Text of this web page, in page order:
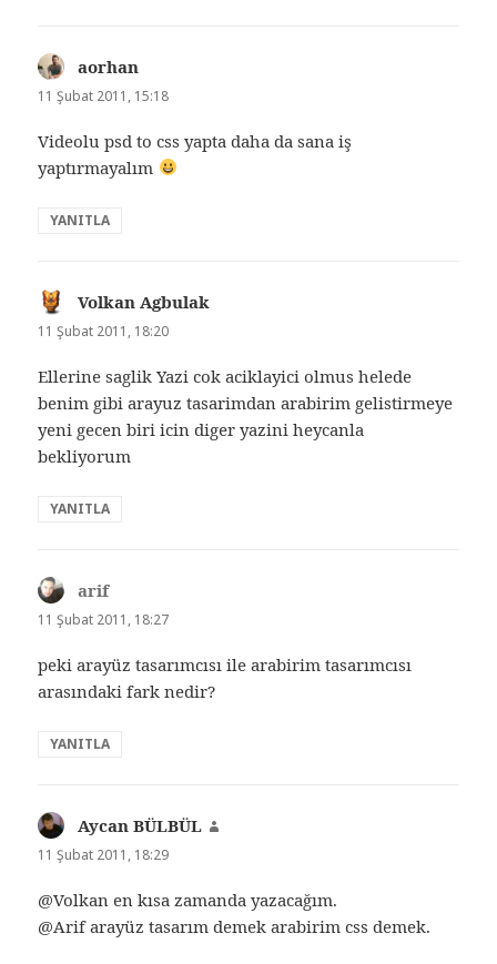
aorhan
ki:
11 Şubat 2011, 15:18
Videolu psd to css yapta daha da sana iş
yaptırmayalım
YANITLA
Volkan Agbulak
11 Şubat 2011, 18:20
Ellerine saglik Yazi cok aciklayici olmus helede
benim gibi arayuz tasarimdan arabirim gelistirmeye
yeni gecen biri icin diger yazini heycanla
bekliyorum
YANITLA
arifdedi
ki:
11 Şubat 2011, 18:27
peki arayüz tasarımcısı ile arabirim tasarımcısı
arasındaki fark nedir?
YANITLA
Aycan BÜLBÜL
11 Şubat 2011, 18:29
@Volkan en kısa zamanda yazacağım.
@Arif arayüz tasarım demek arabirim css demek.